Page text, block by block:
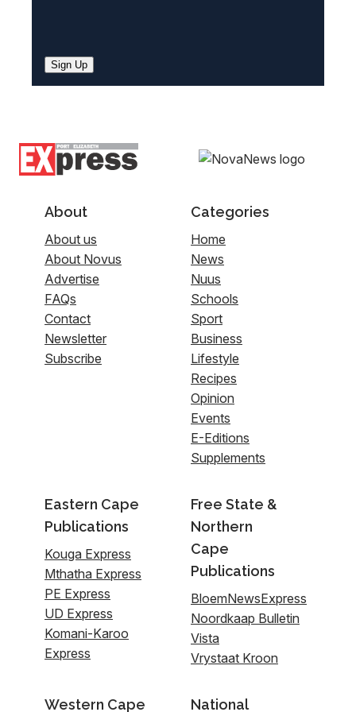
Sign Up
About
About us
About Novus
Advertise
FAQs
Contact
Newsletter
Subscribe
Categories
Home
News
Nuus
Schools
Sport
Business
Lifestyle
Recipes
Opinion
Events
E-Editions
Supplements
Eastern Cape
Publications
Kouga Express
Mthatha Express
PE Express
UD Express
Komani-Karoo
Express
Free State &
Northern
Cape
Publications
BloemNewsExpress
Noordkaap Bulletin
Vista
Vrystaat Kroon
Western Cape National